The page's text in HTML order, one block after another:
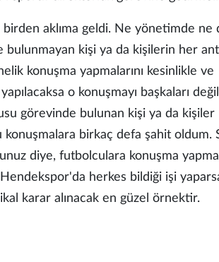
aklıma geldi. Ne yönetimde ne
bulunmayan kişi ya da kişilerin her
konuşma yapmalarını kesinlikle ve
o konuşmayı başkaları
görevinde bulunan kişi ya da kişiler
konuşmalara birkaç defa şahit oldum.
diye, futbolculara konuşma
herkes bildiği işi
karar alınacak en güzel örnektir.